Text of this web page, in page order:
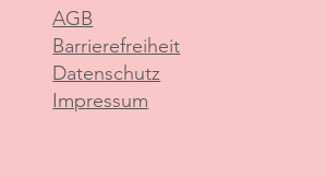
AGB
Barrierefreiheit
Datenschutz
Impressum